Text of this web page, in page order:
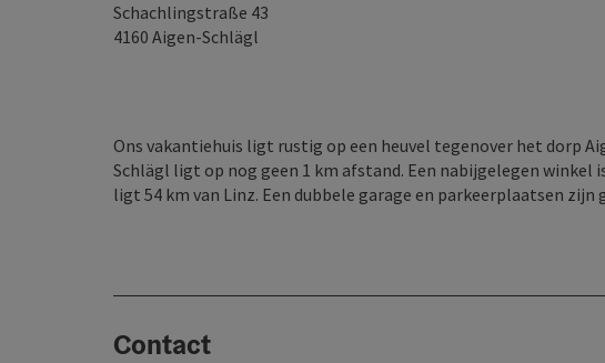
Schachlingstraße 43
4160 Aigen-Schlägl
Ons vakantiehuis ligt rustig op een heuvel tegenover het dorp
Schlägl ligt op nog geen 1 km afstand. Een nabijgelegen winkel
ligt 54 km van Linz. Een dubbele garage en parkeerplaatsen zijn
Contact